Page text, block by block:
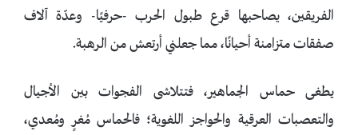
الفريقين، يصاحبها قرع طبول الحرب -حرفيًا- وعدّة آلاف
صفقات متزامنة أحيانًا، مما جعلني أرتعش من الرهبة.
يطغى حماس الجماهير، فتتلاشى الفجوات بين الأجيال
والتعصبات العرقية والحواجز اللغوية؛ فالحماس مُغرٍ ومُعدي،